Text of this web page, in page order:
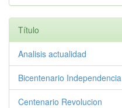
Título
Analisis actualidad
Bicentenario Independencia
Centenario Revolucion